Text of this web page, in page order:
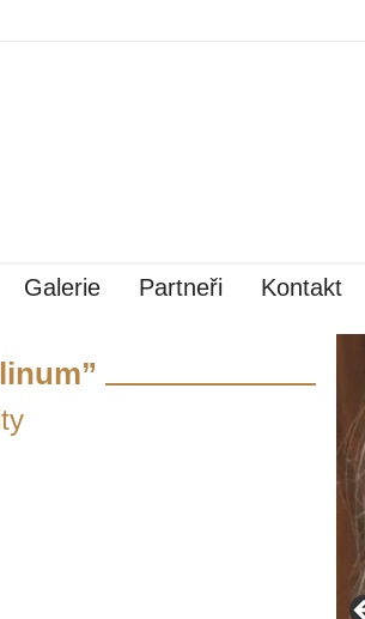
Galerie Partneři Kontakt